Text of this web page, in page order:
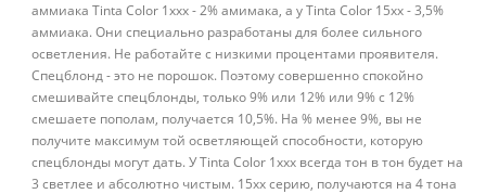
аммиака Tinta Color 1ххх - 2% амимака, а у Tinta Color 15хх - 3,5%
аммиака. Они специально разработаны для более сильного
осветления. Не работайте с низкими процентами проявителя.
Cпецблонд - это не порошок. Поэтому совершенно спокойно
смешивайте спецблонды, только 9% или 12% или 9% с 12%
смешаете пополам, получается 10,5%. На % менее 9%, вы не
получите максимум той осветляющей способности, которую
спецблонды могут дать. У Tinta Color 1ххх всегда тон в тон будет на
3 светлее и абсолютно чистым. 15хх серию, получаются на 4 тона